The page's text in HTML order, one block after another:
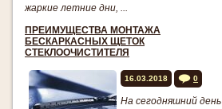
жаркие летние дни, ...
ПРЕИМУЩЕСТВА МОНТАЖА
БЕСКАРКАСНЫХ ЩЕТОК
СТЕКЛООЧИСТИТЕЛЯ
16.03.2018 0
На сегодняшний день